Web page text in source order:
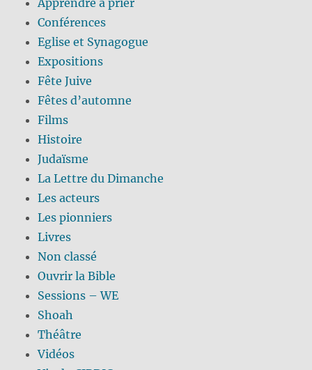
Conférences
Eglise et Synagogue
Expositions
Fête Juive
Fêtes d’automne
Films
Histoire
Judaïsme
La Lettre du Dimanche
Les acteurs
Les pionniers
Livres
Non classé
Ouvrir la Bible
Sessions – WE
Shoah
Théâtre
Vidéos